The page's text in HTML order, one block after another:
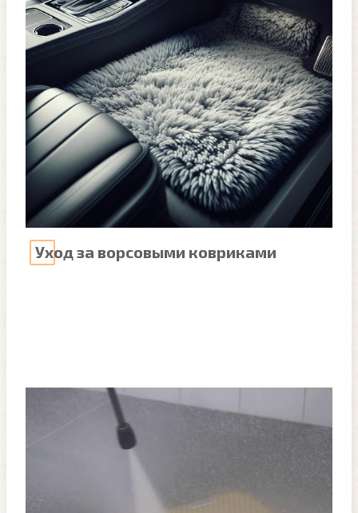
Уход за ворсовыми ковриками